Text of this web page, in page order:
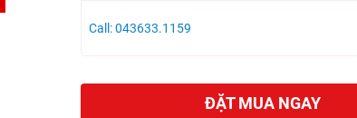
Call: 043633.1159
ĐẶT MUA NGAY